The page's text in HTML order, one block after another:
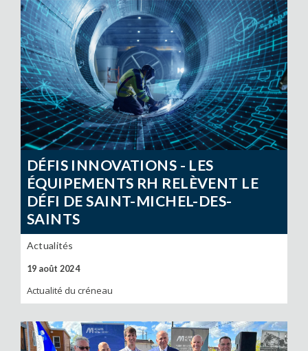
DÉFIS INNOVATIONS - LES
ÉQUIPEMENTS RH RELÈVENT LE
DÉFI DE SAINT-MICHEL-DES-
SAINTS
Actualités
19 août 2024
Actualité du créneau